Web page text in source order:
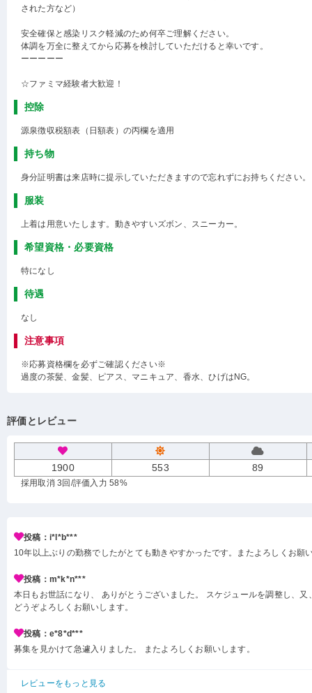
された方など）
安全確保と感染リスク軽減のため何卒ご理解ください。
体調を万全に整えてから応募を検討していただけると幸いです。
ーーーーー
☆ファミマ経験者大歓迎！
控除
源泉徴収税額表（日額表）の丙欄を適用
持ち物
身分証明書は来店時に提示していただきますので忘れずにお持ちください。
服装
上着は用意いたします。動きやすいズボン、スニーカー。
希望資格・必要資格
特になし
待遇
なし
注意事項
※応募資格欄を必ずご確認ください※
過度の茶髪、金髪、ピアス、マニキュア、香水、ひげはNG。
評価とレビュー
1900 553 89
採用取消 3回 /評価入力 58%
投稿：i*l*b***
10年以上ぶりの勤務でしたがとても動きやすかったです。またよろしくお願
投稿：m*k*n***
本日もお世話になり、 ありがとうございました。 スケジュールを調整し、又
どうぞよろしくお願いします。
投稿：e*8*d***
募集を見かけて急遽入りました。 またよろしくお願いします。
レビューをもっと見る